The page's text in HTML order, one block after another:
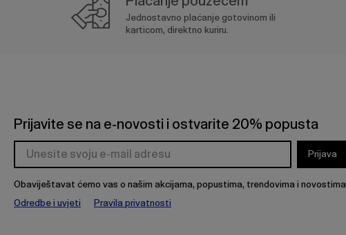
Jednostavno plaćanje gotovinom ili
karticom, direktno kuriru.
Prijavite se na e-novosti i ostvarite 20% popusta
Prijava
Obaviještavat ćemo vas o našim akcijama, popustima, trendovima i novostima.
Odredbe i uvjeti
Pravila privatnosti